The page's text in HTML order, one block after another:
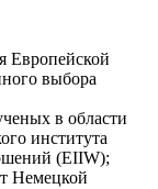
Европейской
выбора
в области
института
(EIIW);
Немецкой